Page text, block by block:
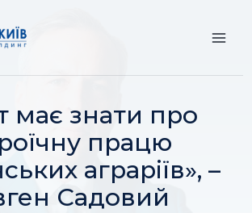
має знати про
працю
аграріїв», –
Садовий